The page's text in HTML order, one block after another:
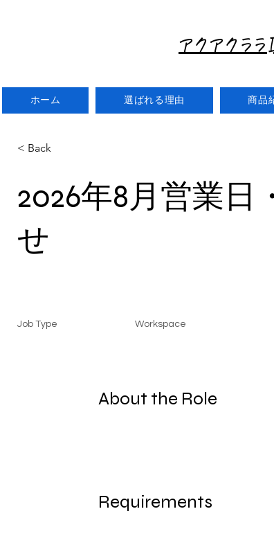
アクアク
ホーム 選ばれる理由 商品
< Back
2026年8月営業日
せ
Job Type Workspace
About the Role
Requirements